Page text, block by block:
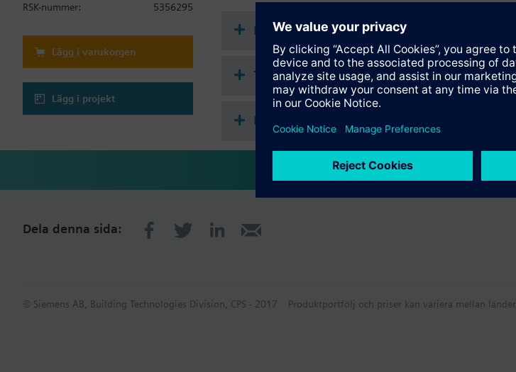
RSK-nummer:
5356295
Lägg i varukorgen
Lägg i projekt
Dokumentation
Teknisk sammanfattning
Flervalstillbehör
Dela denna sida:
© Siemens AB, Building Technologies Division, CPS - 2017 Produktportfölj och priser kan variera mellan länder.